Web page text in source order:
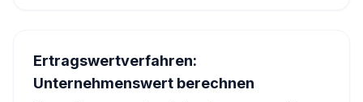
Ertragswertverfahren:
Unternehmenswert berechnen